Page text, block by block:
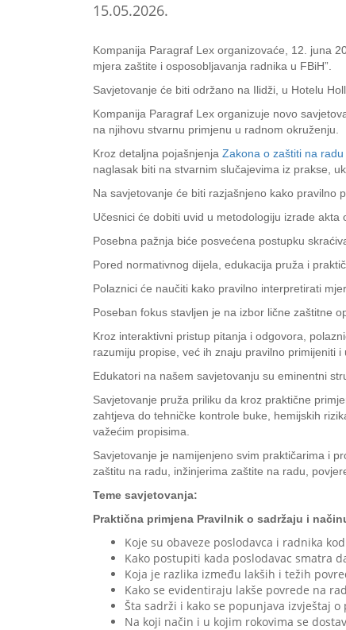
15.05.2026.
Kompanija Paragraf Lex organizovaće, 12. juna
mjera zaštite i osposobljavanja radnika u FBiH”.
Savjetovanje će biti održano na Ilidži, u Hotelu
Kompanija Paragraf Lex organizuje novo
na njihovu stvarnu primjenu u radnom okruženju.
Kroz detaljna pojašnjenja Zakona o zaštiti na radu
naglasak biti na stvarnim slučajevima iz prakse,
Na savjetovanje će biti razjašnjeno kako pravilno
Učesnici će dobiti uvid u metodologiju izrade
Posebna pažnja biće posvećena postupku
Pored normativnog dijela, edukacija pruža i
Polaznici će naučiti kako pravilno interpretirati
Poseban fokus stavljen je na izbor lične zaštitne
Kroz interaktivni pristup pitanja i odgovora,
razumiju propise, već ih znaju pravilno primijeniti
Edukatori na našem savjetovanju su eminentni
Savjetovanje pruža priliku da kroz praktične
zahtjeva do tehničke kontrole buke, hemijskih
važećim propisima.
Savjetovanje je namijenjeno svim praktičarima i
zaštitu na radu, inžinjerima zaštite na radu,
Teme savjetovanja:
Praktična primjena Pravilnik o sadržaju i
Koje su obaveze poslodavca i radnika
Kako postupiti kada poslodavac smatra
Koja je razlika između lakših i težih
Kako se evidentiraju lakše povrede na
Šta sadrži i kako se popunjava izvještaj
Na koji način i u kojim rokovima se